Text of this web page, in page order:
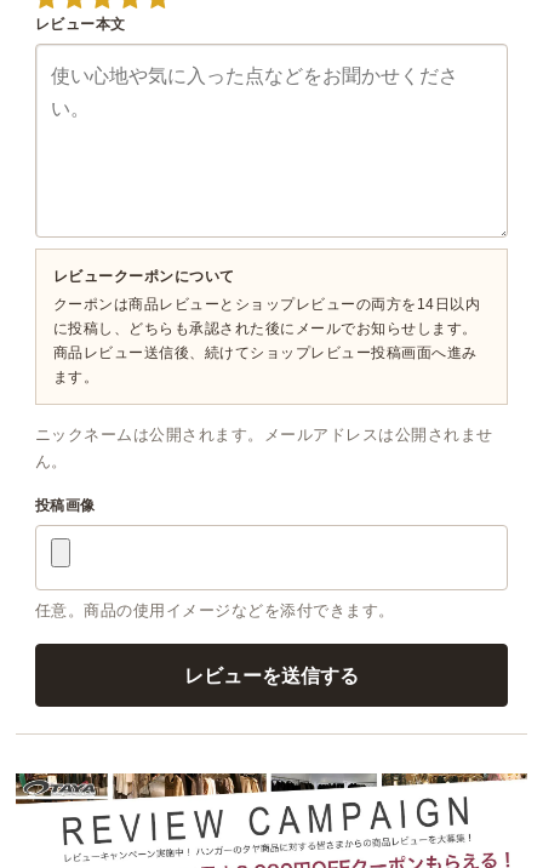
レビュー本文
レビュークーポンについて
クーポンは商品レビューとショップレビューの両方を14日以内
に投稿し、どちらも承認された後にメールでお知らせします。
商品レビュー送信後、続けてショップレビュー投稿画面へ進み
ます。
ニックネームは公開されます。メールアドレスは公開されませ
ん。
投稿画像
任意。商品の使用イメージなどを添付できます。